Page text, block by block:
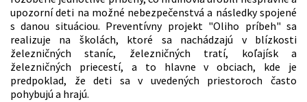
upozorní deti na možné nebezpečenstvá a následky spojené
s danou situáciou. Preventívny projekt "Oliho príbeh" sa
realizuje na školách, ktoré sa nachádzajú v blízkosti
železničných staníc, železničných tratí, koľajísk a
železničných priecestí, a to hlavne v obciach, kde je
predpoklad, že deti sa v uvedených priestoroch často
pohybujú a hrajú.